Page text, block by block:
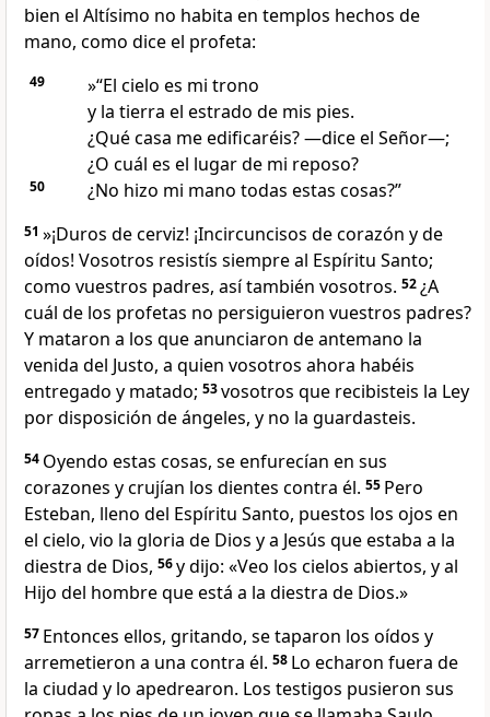
bien el Altísimo no habita en templos hechos de
mano, como dice el profeta:
49
»“El cielo es mi trono
y la tierra el estrado de mis pies.
¿Qué casa me edificaréis? —dice el Señor—;
¿O cuál es el lugar de mi reposo?
50 ¿No hizo mi mano todas estas cosas?”
51 »¡Duros de cerviz! ¡Incircuncisos de corazón y de
oídos! Vosotros resistís siempre al Espíritu Santo;
como vuestros padres, así también vosotros. 52¿A
cuál de los profetas no persiguieron vuestros padres?
Y mataron a los que anunciaron de antemano la
venida del Justo, a quien vosotros ahora habéis
entregado y matado; 53vosotros que recibisteis la Ley
por disposición de ángeles, y no la guardasteis.
54 Oyendo estas cosas, se enfurecían en sus
corazones y crujían los dientes contra él. 55 Pero
Esteban, lleno del Espíritu Santo, puestos los ojos en
el cielo, vio la gloria de Dios y a Jesús que estaba a la
diestra de Dios, 56y dijo: «Veo los cielos abiertos, y al
Hijo del hombre que está a la diestra de Dios.»
57 Entonces ellos, gritando, se taparon los oídos y
arremetieron a una contra él. 58 Lo echaron fuera de
la ciudad y lo apedrearon. Los testigos pusieron sus